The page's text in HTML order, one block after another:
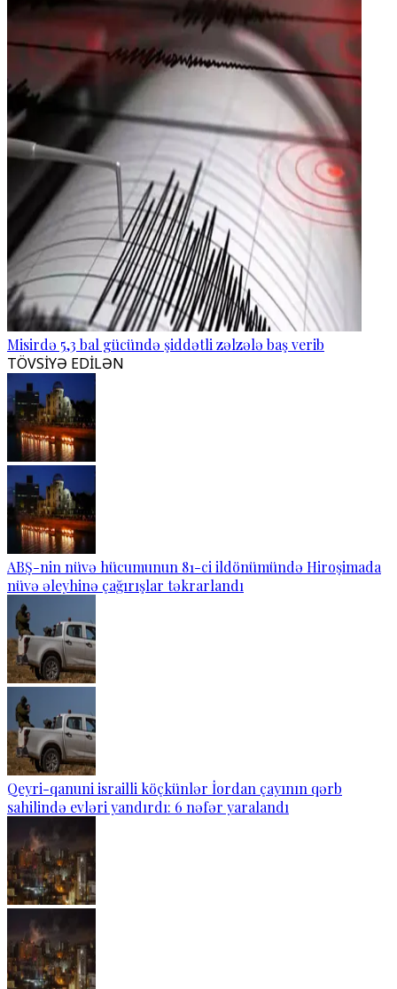
Misirdə 5,3 bal gücündə şiddətli zəlzələ baş verib
TÖVSİYƏ EDİLƏN
ABŞ-nin nüvə hücumunun 81-ci ildönümündə Hiroşimada
nüvə əleyhinə çağırışlar təkrarlandı
Qeyri-qanuni israilli köçkünlər İordan çayının qərb
sahilində evləri yandırdı: 6 nəfər yaralandı